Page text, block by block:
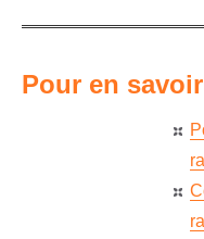
Pour en